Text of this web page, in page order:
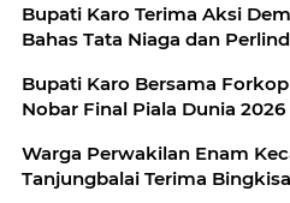
Bupati Karo Terima Aksi
Bahas Tata Niaga dan
Bupati Karo Bersama
Nobar Final Piala Dunia
Warga Perwakilan Enam
Tanjungbalai Terima